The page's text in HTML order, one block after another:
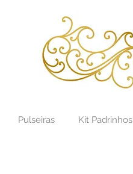
Pulseiras Kit Padrinhos